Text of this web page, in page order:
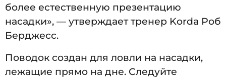
более естественную презентацию
насадки», — утверждает тренер Korda Роб
Берджесс.
Поводок создан для ловли на насадки,
лежащие прямо на дне. Следуйте